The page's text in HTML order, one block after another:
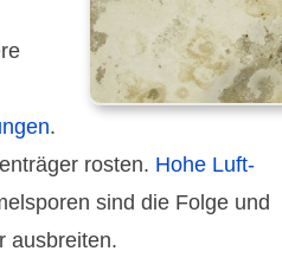
.
rosten. Hohe Luft­
sind die Folge und
ausbreiten.